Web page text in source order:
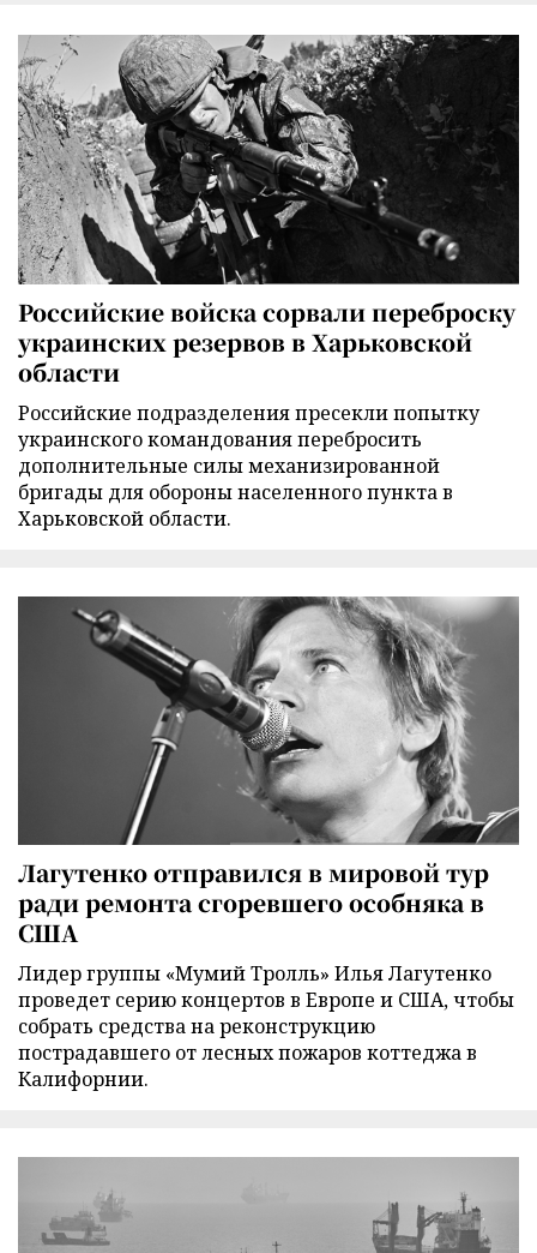
Российские войска сорвали переброску
украинских резервов в Харьковской
области
Российские подразделения пресекли попытку
украинского командования перебросить
дополнительные силы механизированной
бригады для обороны населенного пункта в
Харьковской области.
Лагутенко отправился в мировой тур
ради ремонта сгоревшего особняка в
США
Лидер группы «Мумий Тролль» Илья Лагутенко
проведет серию концертов в Европе и США, чтобы
собрать средства на реконструкцию
пострадавшего от лесных пожаров коттеджа в
Калифорнии.